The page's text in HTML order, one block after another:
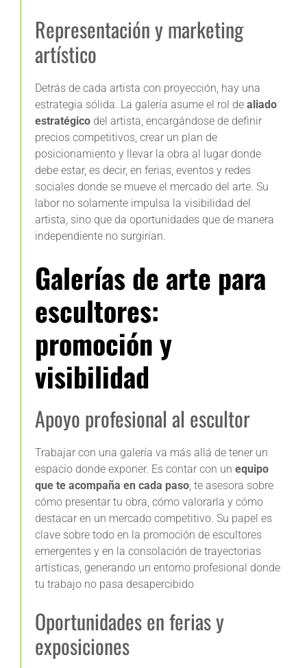
Representación y marketing
artístico
Detrás de cada artista con proyección, hay una
estrategia sólida. La galería asume el rol de aliado
estratégico del artista, encargándose de definir
precios competitivos, crear un plan de
posicionamiento y llevar la obra al lugar donde
debe estar, es decir, en ferias, eventos y redes
sociales donde se mueve el mercado del arte. Su
labor no solamente impulsa la visibilidad del
artista, sino que da oportunidades que de manera
independiente no surgirían.
Galerías de arte para
escultores:
promoción y
visibilidad
Apoyo profesional al escultor
Trabajar con una galería va más allá de tener un
espacio donde exponer. Es contar con un equipo
que te acompaña en cada paso, te asesora sobre
cómo presentar tu obra, cómo valorarla y cómo
destacar en un mercado competitivo. Su papel es
clave sobre todo en la promoción de escultores
emergentes y en la consolación de trayectorias
artísticas, generando un entorno profesional donde
tu trabajo no pasa desapercibido
Oportunidades en ferias y
exposiciones